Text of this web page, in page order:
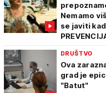
Nemamo
se javiti
DRUŠTVO
Ova
grad je
"Batut"